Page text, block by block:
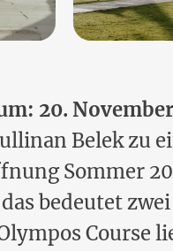
20.
Belek zu
Sommer
bedeutet